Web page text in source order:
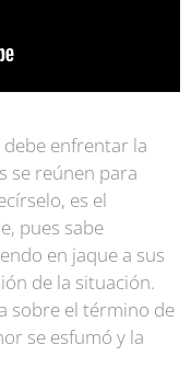
enfrentar la
se reúnen para
es el
pues sabe
en jaque a sus
de la situación.
sobre el término de
se esfumó y la